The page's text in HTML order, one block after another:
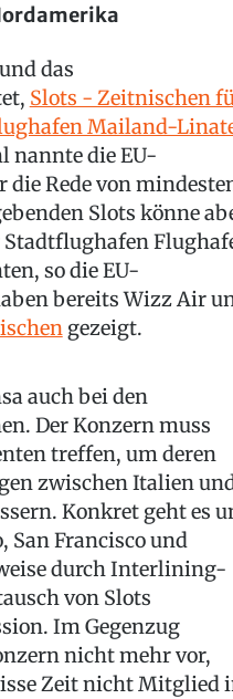
das
Slots - Zeitnischen
Mailand-
nannte die EU-
Rede von
Slots könne
so die EU-
bereits Wizz Air
gezeigt.
auch bei den
Der Konzern muss
treffen, um deren
zwischen Italien
Konkret geht es
San Francisco und
durch Interlining-
von Slots
Im Gegenzug
nicht mehr vor,
Zeit nicht Mitglied